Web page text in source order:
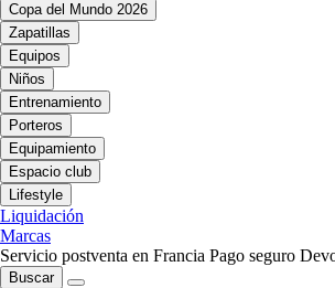
Copa del Mundo 2026
Zapatillas
Equipos
Niños
Entrenamiento
Porteros
Equipamiento
Espacio club
Lifestyle
Liquidación
Marcas
Servicio postventa en Francia Pago seguro
Buscar